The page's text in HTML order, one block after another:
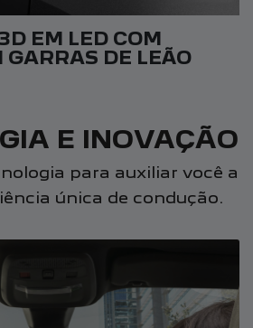
EM LED COM
GARRAS DE LEÃO
E INOVAÇÃO
para auxiliar você a
única de condução.